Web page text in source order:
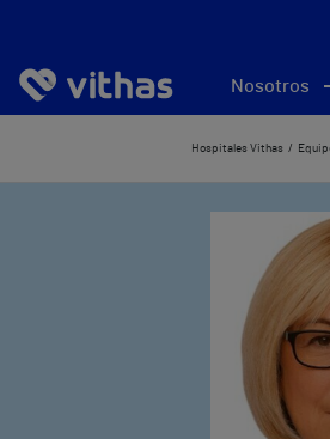
Nosotros
Hospitales Vithas